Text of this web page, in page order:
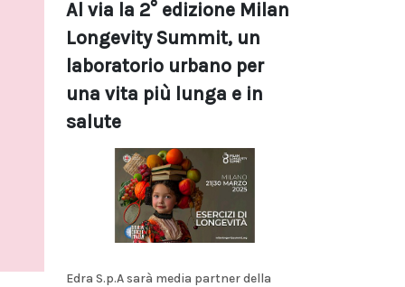
Al via la 2° edizione Milan
Longevity Summit, un
laboratorio urbano per
una vita più lunga e in
salute
Edra S.p.A sarà media partner della